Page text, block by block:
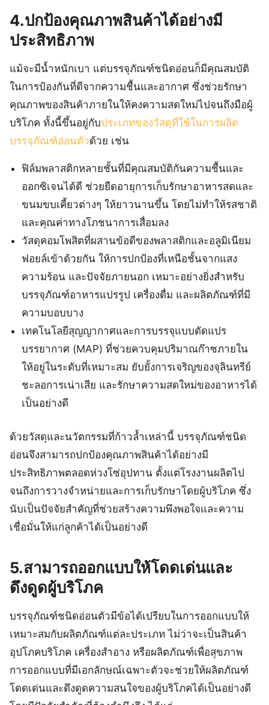
4.ปกป้องคุณภาพสินค้าได้อย่างมี
ประสิทธิภาพ
แม้จะมีน้ำหนักเบา แต่บรรจุภัณฑ์ชนิดอ่อนก็มีคุณสมบัติ
ในการป้องกันที่ดีจากความชื้นและอากาศ ซึ่งช่วยรักษา
คุณภาพของสินค้าภายในให้คงความสดใหม่ไปจนถึงมือผู้
บริโภค ทั้งนี้ขึ้นอยู่กับประเภทของวัสดุที่ใช้ในการผลิต
บรรจุภัณฑ์อ่อนตัวด้วย เช่น
ฟิล์มพลาสติกหลายชั้นที่มีคุณสมบัติกันความชื้นและ
ออกซิเจนได้ดี ช่วยยืดอายุการเก็บรักษาอาหารสดและ
ขนมขบเคี้ยวต่างๆ ให้ยาวนานขึ้น โดยไม่ทำให้รสชาติ
และคุณค่าทางโภชนาการเสื่อมลง
วัสดุคอมโพสิตที่ผสานข้อดีของพลาสติกและอลูมิเนียม
ฟอยล์เข้าด้วยกัน ให้การปกป้องที่เหนือชั้นจากแสง
ความร้อน และปัจจัยภายนอก เหมาะอย่างยิ่งสำหรับ
บรรจุภัณฑ์อาหารแปรรูป เครื่องดื่ม และผลิตภัณฑ์ที่มี
ความบอบบาง
เทคโนโลยีสุญญากาศและการบรรจุแบบดัดแปร
บรรยากาศ (MAP) ที่ช่วยควบคุมปริมาณก๊าซภายใน
ให้อยู่ในระดับที่เหมาะสม ยับยั้งการเจริญของจุลินทรีย์
ชะลอการเน่าเสีย และรักษาความสดใหม่ของอาหารได้
เป็นอย่างดี
ด้วยวัสดุและนวัตกรรมที่ก้าวล้ำเหล่านี้ บรรจุภัณฑ์ชนิด
อ่อนจึงสามารถปกป้องคุณภาพสินค้าได้อย่างมี
ประสิทธิภาพตลอดห่วงโซ่อุปทาน ตั้งแต่โรงงานผลิตไป
จนถึงการวางจำหน่ายและการเก็บรักษาโดยผู้บริโภค ซึ่ง
นับเป็นปัจจัยสำคัญที่ช่วยสร้างความพึงพอใจและความ
เชื่อมั่นให้แก่ลูกค้าได้เป็นอย่างดี
5.สามารถออกแบบให้โดดเด่นและ
ดึงดูดผู้บริโภค
บรรจุภัณฑ์ชนิดอ่อนตัวมีข้อได้เปรียบในการออกแบบให้
เหมาะสมกับผลิตภัณฑ์แต่ละประเภท ไม่ว่าจะเป็นสินค้า
อุปโภคบริโภค เครื่องสำอาง หรือผลิตภัณฑ์เพื่อสุขภาพ
การออกแบบที่มีเอกลักษณ์เฉพาะตัวจะช่วยให้ผลิตภัณฑ์
โดดเด่นและดึงดูดความสนใจของผู้บริโภคได้เป็นอย่างดี